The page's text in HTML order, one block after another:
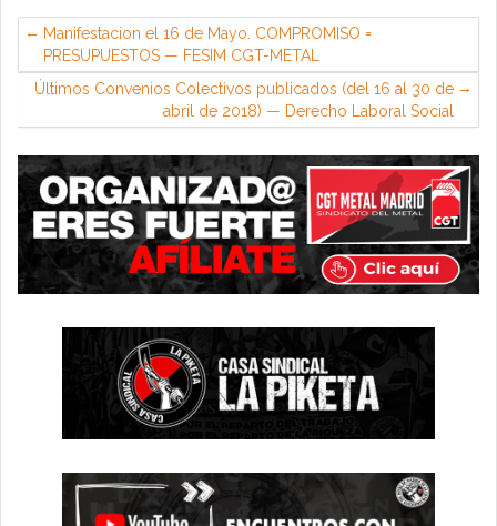
Manifestacion el 16 de Mayo. COMPROMISO =
PRESUPUESTOS — FESIM CGT-METAL
Últimos Convenios Colectivos publicados (del 16 al 30 de
abril de 2018) — Derecho Laboral Social